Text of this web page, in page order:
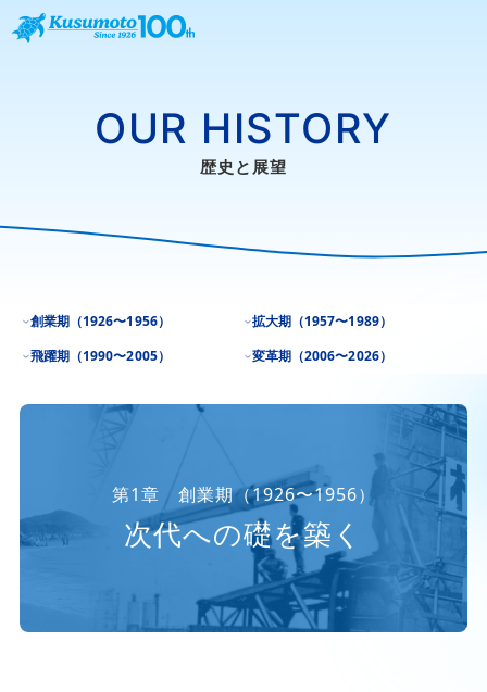
OUR HISTORY
歴史と展望
創業期（1926〜1956）
拡大期（1957〜1989）
飛躍期（1990〜2005）
変革期（2006〜2026）
第1章 創業期（1926〜1956）
次代への礎を築く